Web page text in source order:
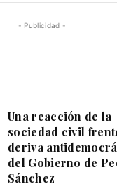
- Publicidad -
Una reacción de la
sociedad civil
deriva
del Gobierno de
Sánchez